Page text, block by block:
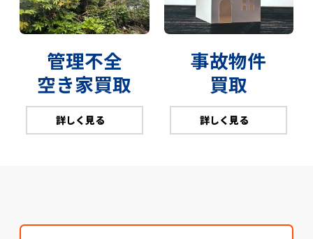
管理不全
空き家買取
詳しく見る
事故物件
買取
詳しく見る